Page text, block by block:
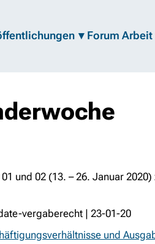
Forum Arbeit
und 02 (13. – 26. Januar
vergaberecht | 23-01-20
und